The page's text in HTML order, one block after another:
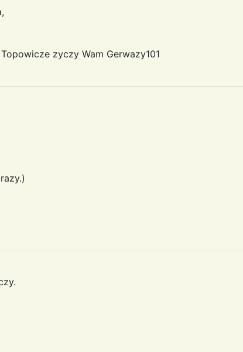
piękne życzenia.
zyczy Wam Gerwazy101